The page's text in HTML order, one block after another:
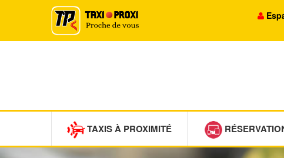
TAXIS À PROXIMITÉ